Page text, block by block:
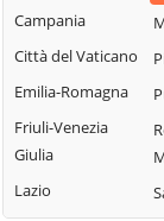
Campania
Città del Vaticano
Emilia-Romagna
Friuli-Venezia
Giulia
Lazio